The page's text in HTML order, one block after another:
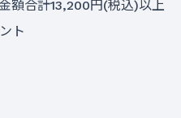
額合計13,200円(税込)以上
ト